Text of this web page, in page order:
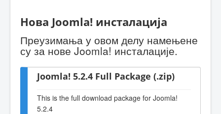
Нова Joomla! инсталација
Преузимања у овом делу намењене
су за нове Joomla! инсталације.
Joomla! 5.2.4 Full Package (.zip)
This is the full download package for Joomla!
5.2.4